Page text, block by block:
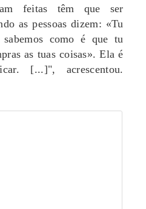
feitas têm que ser
as pessoas dizem: «Tu
como é que tu
as tuas coisas». Ela é
[...]", acrescentou.